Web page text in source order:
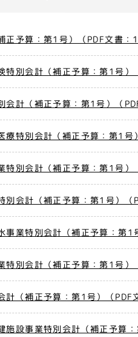
正予算：第1号）（PDF文書：
特別会計（補正予算：第1号）
会計（補正予算：第1号）（
療特別会計（補正予算：第1号
特別会計（補正予算：第1号）
別会計（補正予算：第1号）（
事業特別会計（補正予算：第1
特別会計（補正予算：第1号）
計（補正予算：第1号）（PDF
施設事業特別会計（補正予算